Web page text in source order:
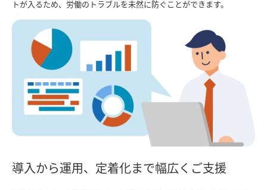
トが入るため、労働のトラブルを未然に防ぐことができます。
導入から運用、定着化まで幅広くご支援